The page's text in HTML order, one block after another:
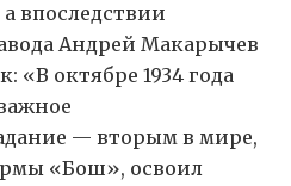
впоследствии
Андрей Макарычев
«В октябре 1934 года
— вторым в мире,
«Бош», освоил